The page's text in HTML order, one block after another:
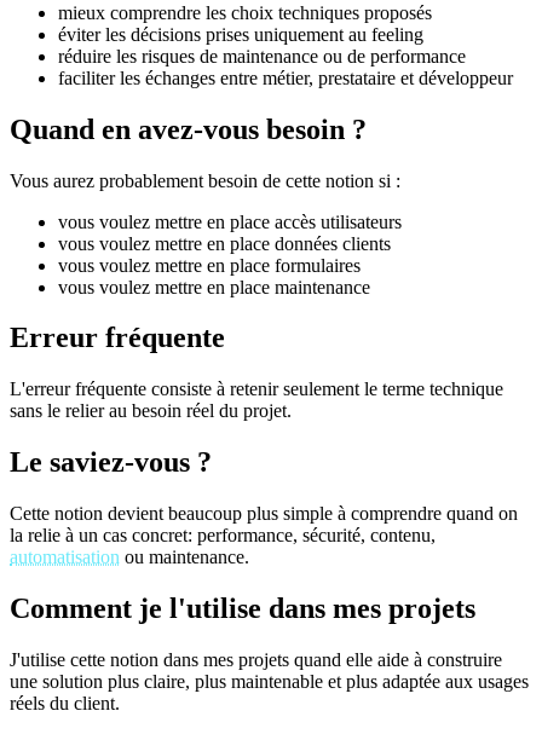
mieux comprendre les choix techniques proposés
éviter les décisions prises uniquement au feeling
réduire les risques de maintenance ou de performance
faciliter les échanges entre métier, prestataire et développeur
Quand en avez-vous besoin ?
Vous aurez probablement besoin de cette notion si :
vous voulez mettre en place accès utilisateurs
vous voulez mettre en place données clients
vous voulez mettre en place formulaires
vous voulez mettre en place maintenance
Erreur fréquente
L'erreur fréquente consiste à retenir seulement le terme technique
sans le relier au besoin réel du projet.
Le saviez-vous ?
Cette notion devient beaucoup plus simple à comprendre quand on
la relie à un cas concret: performance, sécurité, contenu,
automatisation ou maintenance.
Comment je l'utilise dans mes projets
J'utilise cette notion dans mes projets quand elle aide à construire
une solution plus claire, plus maintenable et plus adaptée aux usages
réels du client.